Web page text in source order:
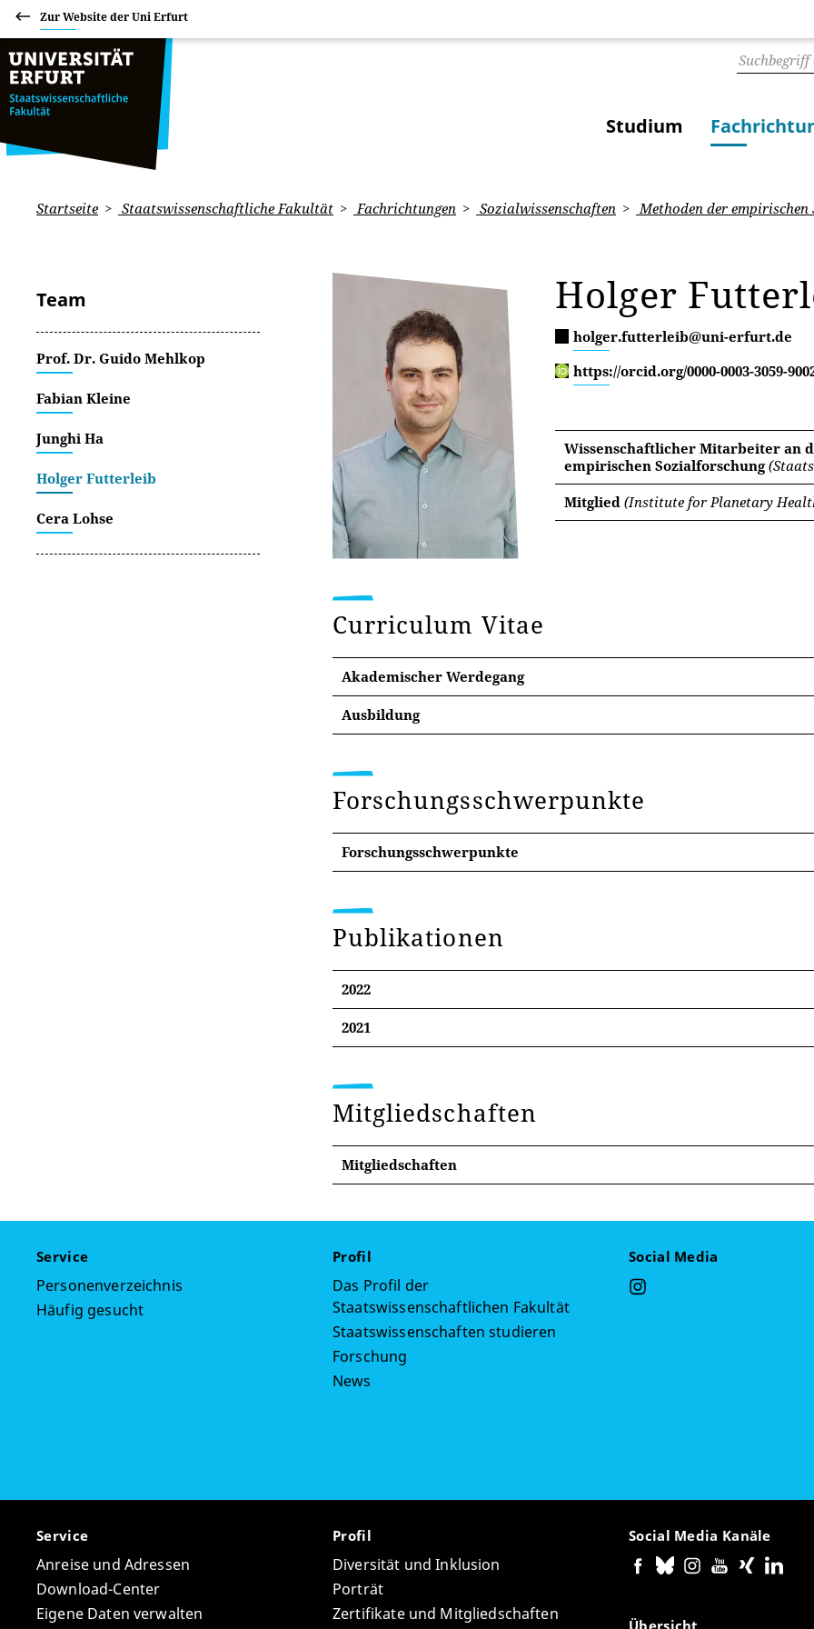
Zur Website der Uni Erfurt
Studium
Startseite Staatswissenschaftliche Fakultät Fachrichtungen Sozialwissenschaften Methoden der
Team
Prof. Dr. Guido Mehlkop
Fabian Kleine
Junghi Ha
Holger Futterleib
Cera Lohse
Holger
holger.futterleib@uni-erfurt.de
https://orcid.org/0000-0003-3059-
Wissenschaftlicher Mitarbeiter an
empirischen Sozialforschung
Mitglied (Institute for Planetary
Curriculum Vitae
Akademischer Werdegang
Ausbildung
Erfurt
Masterarbeit: „ Blickbewegungserfassung als Prozessmaß bei
2017 – 2018 wissenschaftliche Hilfskraft am Lehrstuhl für
Universität Erfurt
2012 – 2016 Psychologie (B.Sc.), Universität Leipzig
Forschungsschwerpunkte
Forschungsschwerpunkte
Publikationen
2022
2021
Sources? Integrating Source Search in Information Boards.
Mitgliedschaften
Mitgliedschaften
Service
Personenverzeichnis
Häufig gesucht
Profil
Das Profil der
Staatswissenschaftlichen Fakultät
Staatswissenschaften studieren
Forschung
News
Social Media
Service
Anreise und Adressen
Download-Center
Eigene Daten verwalten
Profil
Diversität und Inklusion
Porträt
Zertifikate und Mitgliedschaften
Social Media Kanäle
Übersicht